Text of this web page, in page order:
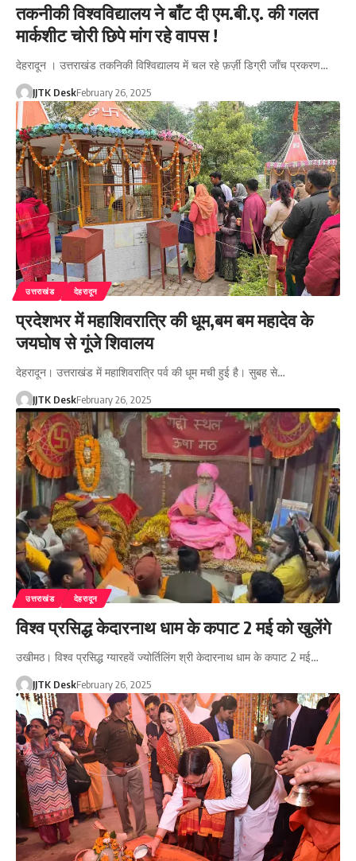
तकनीकी विश्वविद्यालय ने बाँट दी एम.बी.ए. की गलत
मार्कशीट चोरी छिपे मांग रहे वापस !
देहरादून । उत्तराखंड तकनिकी विश्विद्यालय में चल रहे फ़र्ज़ी डिग्री जाँच प्रकरण…
JJTK DeskFebruary 26, 2025
उत्तराखंड देहरादून
प्रदेशभर में महाशिवरात्रि की धूम,बम बम महादेव के
जयघोष से गूंजे शिवालय
देहरादून। उत्तराखंड में महाशिवरात्रि पर्व की धूम मची हुई है। सुबह से…
JJTK DeskFebruary 26, 2025
उत्तराखंड देहरादून
विश्व प्रसिद्ध केदारनाथ धाम के कपाट 2 मई को खुलेंगे
उखीमठ। विश्व प्रसिद्ध ग्यारहवें ज्योर्तिलिंग श्री केदारनाथ धाम के कपाट 2 मई…
JJTK DeskFebruary 26, 2025